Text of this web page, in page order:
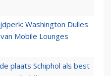
Washington Dulles
Mobile Lounges
plaats Schiphol als best